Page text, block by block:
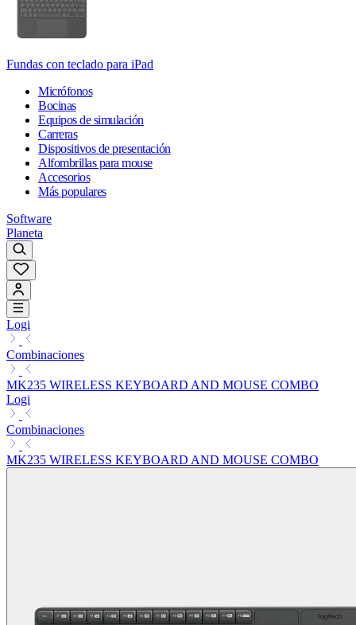
Fundas con teclado para iPad
Micrófonos
Bocinas
Equipos de simulación
Carreras
Dispositivos de presentación
Alfombrillas para mouse
Accesorios
Más populares
Software
Planeta
Logi
Combinaciones
MK235 WIRELESS KEYBOARD AND MOUSE COMBO
Logi
Combinaciones
MK235 WIRELESS KEYBOARD AND MOUSE COMBO